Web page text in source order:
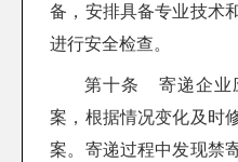
备，安排具备专业技术
进行安全检查。
第十条 寄递企业
案，根据情况变化及时
案。寄递过程中发现禁